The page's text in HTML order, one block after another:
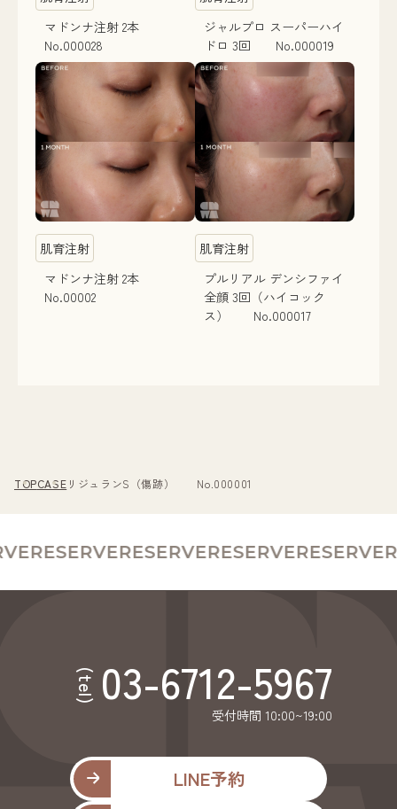
マドンナ注射 2本
No.000028
ジャルプロ スーパーハイ
ドロ 3回 No.000019
肌育注射
マドンナ注射 2本
No.00002
肌育注射
プルリアル デンシファイ
全顔 3回（ハイコック
ス） No.000017
TOPCASE リジュランS（傷跡） No.000001
RESERVERESERVERESERVERESERVE
(tel) 03-6712-5967
受付時間 10:00~19:00
LINE予約